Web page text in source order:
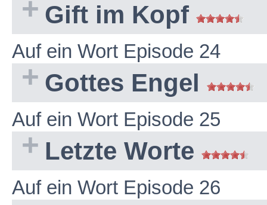
Gift im Kopf
Auf ein Wort Episode 24
Gottes Engel
Auf ein Wort Episode 25
Letzte Worte
Auf ein Wort Episode 26